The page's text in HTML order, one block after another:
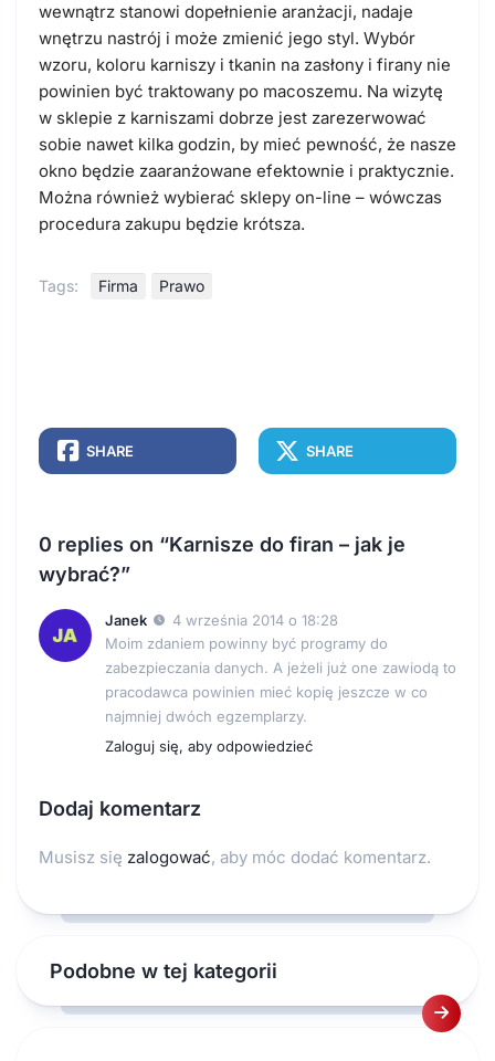
wewnątrz stanowi dopełnienie aranżacji, nadaje
wnętrzu nastrój i może zmienić jego styl. Wybór
wzoru, koloru karniszy i tkanin na zasłony i firany nie
powinien być traktowany po macoszemu. Na wizytę
w sklepie z karniszami dobrze jest zarezerwować
sobie nawet kilka godzin, by mieć pewność, że nasze
okno będzie zaaranżowane efektownie i praktycznie.
Można również wybierać sklepy on-line – wówczas
procedura zakupu będzie krótsza.
Tags: Firma Prawo
SHARE SHARE
0 replies on “Karnisze do firan – jak je
wybrać?”
Janek
4 września 2014 o 18:28
Moim zdaniem powinny być programy do
zabezpieczania danych. A jeżeli już one zawiodą to
pracodawca powinien mieć kopię jeszcze w co
najmniej dwóch egzemplarzy.
Zaloguj się, aby odpowiedzieć
Dodaj komentarz
Musisz się zalogować, aby móc dodać komentarz.
Podobne w tej kategorii